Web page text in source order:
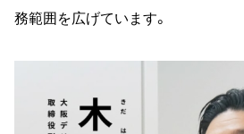
務範囲を広げています。